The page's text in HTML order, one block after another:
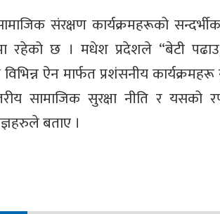
संरक्षण कार्यक्रमहरूको
रहेको छ । मधेश प्रदेशले “बेटी
ऐन मार्फत प्रशंसनीय
सामाजिक सुरक्षा नीति र यसको
बताए ।